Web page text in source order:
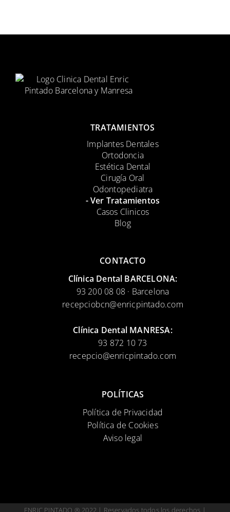
TRATAMIENTOS
Implantes Dentales
Ortodoncia
Estética Dental
Cirugía Oral
Odontopediatra
- Ver Tratamientos
Casos Clinicos
Blog
CONTACTO
Clínica Dental BARCELONA:
93 200 08 08 · Barcelona
recepciobcn@enricpintado.com
Clínica Dental MANRESA:
93 872 10 73
recepcio@enricpintado.com
POLÍTICAS
Política de Privacidad
Política de Cookies
Aviso legal
ENRIC PINTADO ® 2022 | Reservados todos los derechos |